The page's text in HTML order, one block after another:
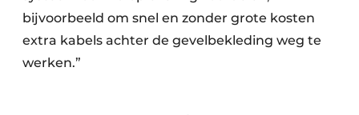
bijvoorbeeld om snel en zonder grote kosten
extra kabels achter de gevelbekleding weg te
werken.”